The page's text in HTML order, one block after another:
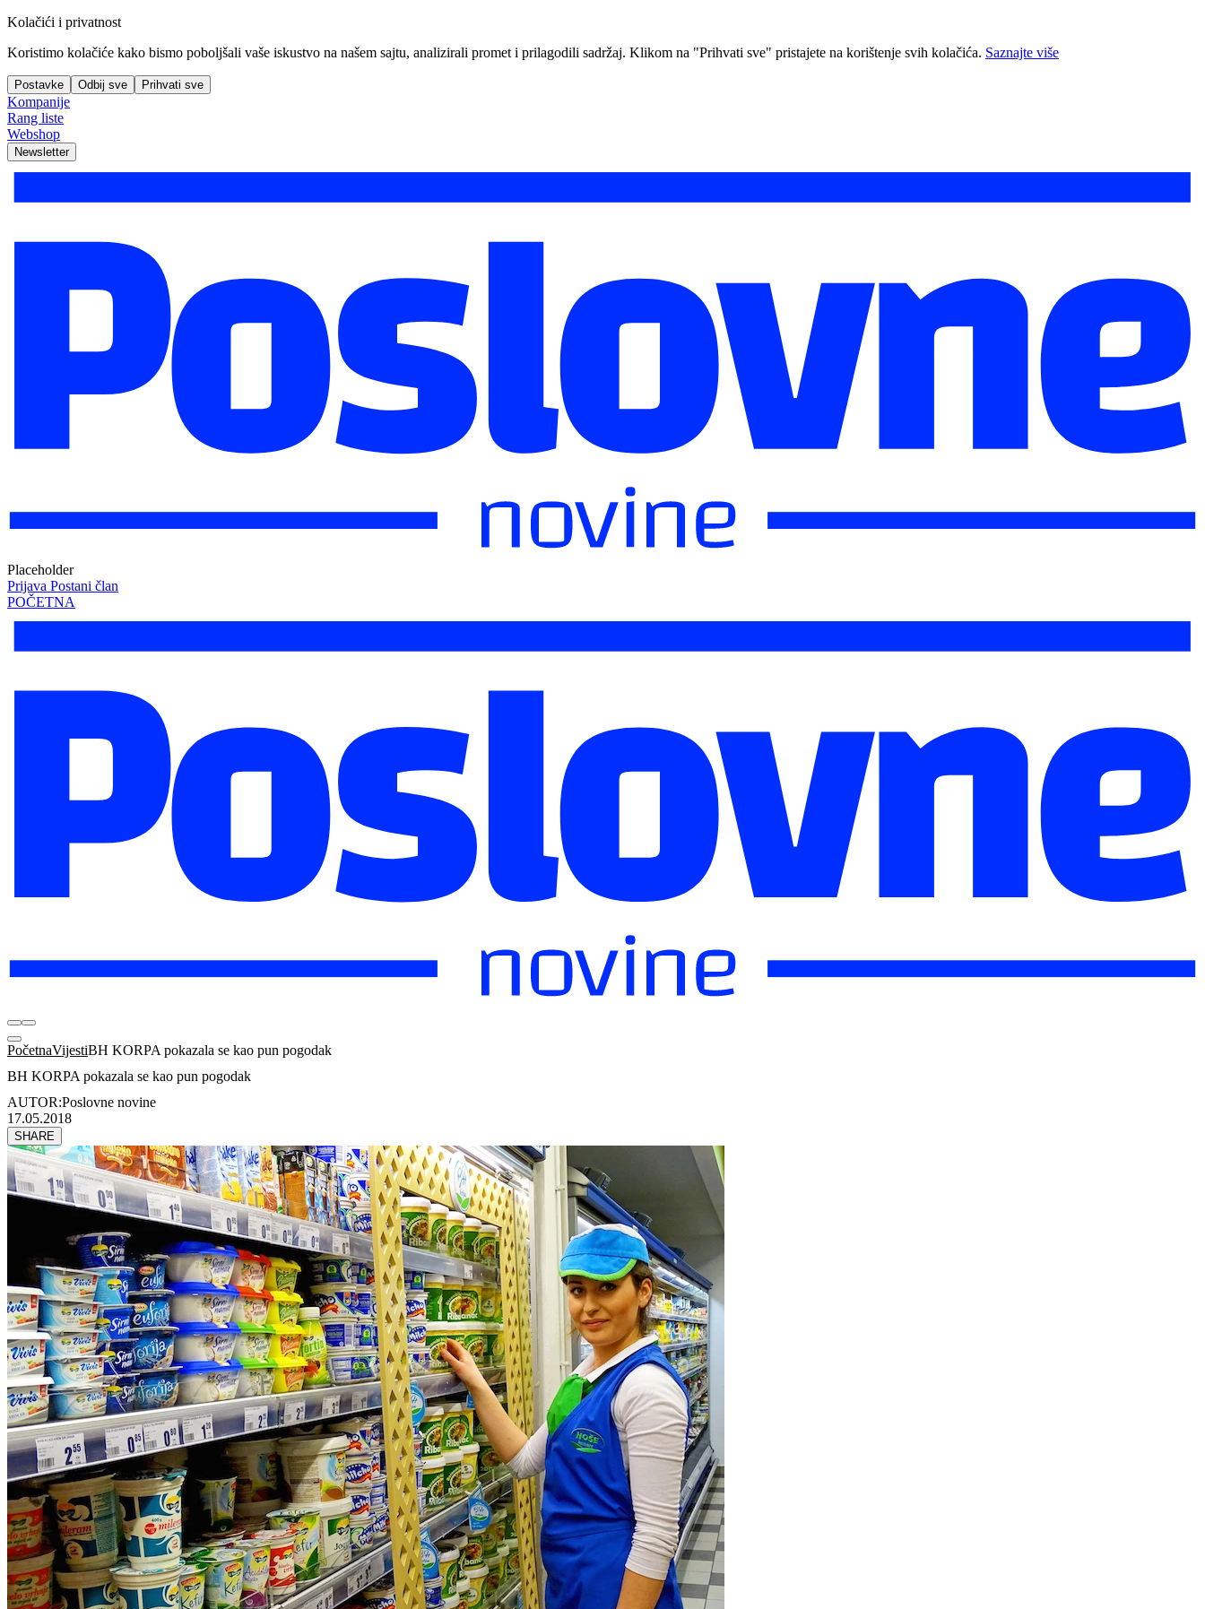
Kolačići i privatnost
Koristimo kolačiće kako bismo poboljšali vaše iskustvo na našem sajtu, analizirali promet i prilagodili sadržaj. Klikom na "Prihvati sve" pristajete na korištenje svih kolačića. Saznajte više
Postavke Odbij sve Prihvati sve
Kompanije
Rang liste
Webshop
Newsletter
Placeholder
Prijava Postani član
POČETNA
PočetnaVijestiBH KORPA pokazala se kao pun pogodak
BH KORPA pokazala se kao pun pogodak
AUTOR:Poslovne novine
17.05.2018
SHARE